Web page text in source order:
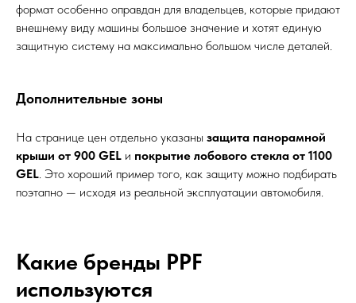
формат особенно оправдан для владельцев, которые придают
внешнему виду машины большое значение и хотят единую
защитную систему на максимально большом числе деталей.
Дополнительные зоны
На странице цен отдельно указаны защита панорамной
крыши от 900 GEL и покрытие лобового стекла от 1100
GEL . Это хороший пример того, как защиту можно подбирать
поэтапно — исходя из реальной эксплуатации автомобиля.
Какие бренды PPF
используются